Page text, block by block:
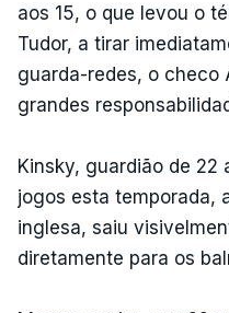
aos 15, o que levou o
Tudor, a tirar
guarda-redes, o checo
grandes
Kinsky, guardião de 22
jogos esta temporada,
inglesa, saiu
diretamente para os